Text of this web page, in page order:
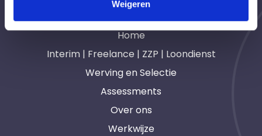
Weigeren
Navigatie
Home
Interim | Freelance | ZZP | Loondienst
Werving en Selectie
Assessments
Over ons
Werkwijze